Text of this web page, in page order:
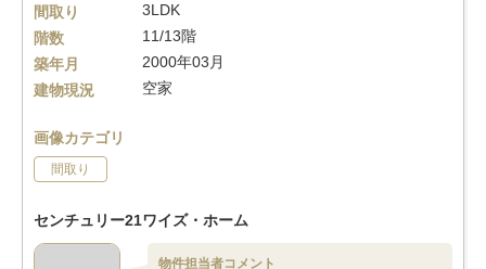
間取り
3LDK
階数
11/13階
築年月
2000年03月
建物現況
空家
画像カテゴリ
間取り
センチュリー21ワイズ・ホーム
物件担当者コメント